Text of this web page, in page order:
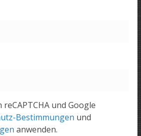
und Google
Bestimmungen und
anwenden.